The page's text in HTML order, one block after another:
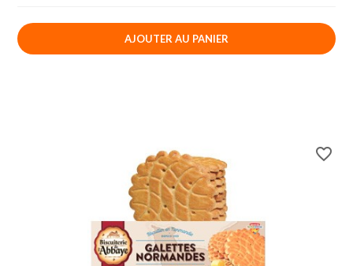
AJOUTER AU PANIER
favorite_border